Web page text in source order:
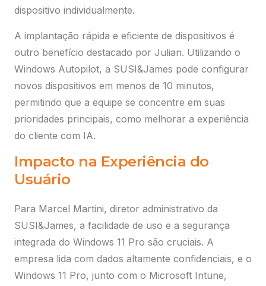
dispositivo individualmente.
A implantação rápida e eficiente de dispositivos é
outro benefício destacado por Julian. Utilizando o
Windows Autopilot, a SUSI&James pode configurar
novos dispositivos em menos de 10 minutos,
permitindo que a equipe se concentre em suas
prioridades principais, como melhorar a experiência
do cliente com IA.
Impacto na Experiência do
Usuário
Para Marcel Martini, diretor administrativo da
SUSI&James, a facilidade de uso e a segurança
integrada do Windows 11 Pro são cruciais. A
empresa lida com dados altamente confidenciais, e o
Windows 11 Pro, junto com o Microsoft Intune,